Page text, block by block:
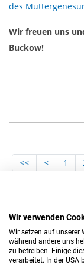
des
Wir freuen uns
Buckow!
<< < 1
28
29 30
37
> >>
Wir verwenden
Wir setzen auf unserer
während andere uns
zu betreiben. Einige
verarbeitet. In der USA